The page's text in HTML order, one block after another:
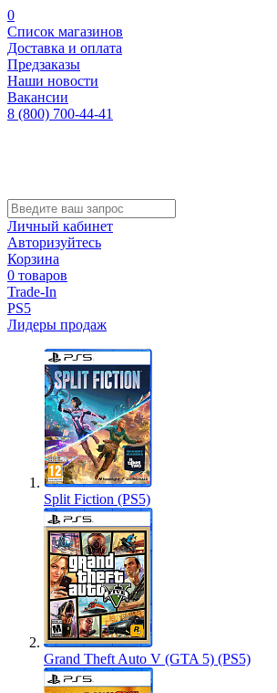
0
Список магазинов
Доставка и оплата
Предзаказы
Наши новости
Вакансии
8 (800) 700-44-41
Личный кабинет
Авторизуйтесь
Корзина
0 товаров
Trade-In
PS5
Лидеры продаж
Split Fiction (PS5)
Grand Theft Auto V (GTA 5) (PS5)